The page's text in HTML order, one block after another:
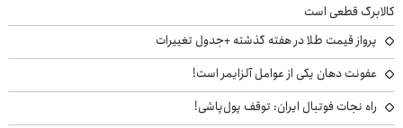
کالابرگ قطعی است
پرواز قیمت طلا در هفته گذشته +جدول تغییرات
عفونت دهان یکی از عوامل آلزایمر است!
راه نجات فوتبال ایران: توقف پول‌پاشی!